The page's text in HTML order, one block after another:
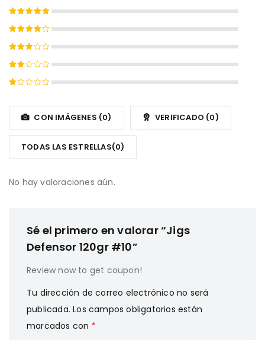
Valorado
con
5
5
Valorado
con
de 5
Valorado
con
3de
Valorado
con
de
con
5
CON IMÁGENES (0) VERIFICADO (0)
TODAS LAS ESTRELLAS(0)
No hay valoraciones aún.
Sé el primero en valorar “Jigs
Defensor 120gr #10”
Review now to get coupon!
Tu dirección de correo electrónico no será
publicada. Los campos obligatorios están
marcados con *